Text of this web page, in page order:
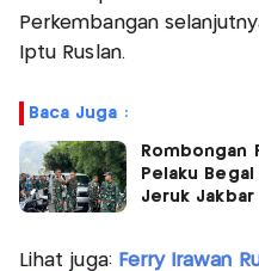
Perkembangan
Iptu Ruslan.
Baca Juga :
Rombongan
Pelaku
Jeruk Jakbar
Lihat juga: Ferry Irawan